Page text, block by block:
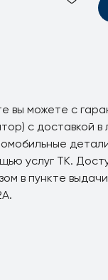
вы можете с
с доставкой
услуг ТК.
в пункте